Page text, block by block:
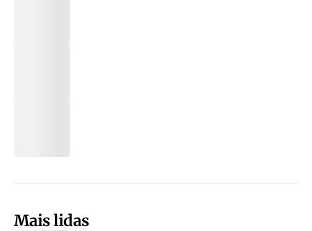
Mais lidas